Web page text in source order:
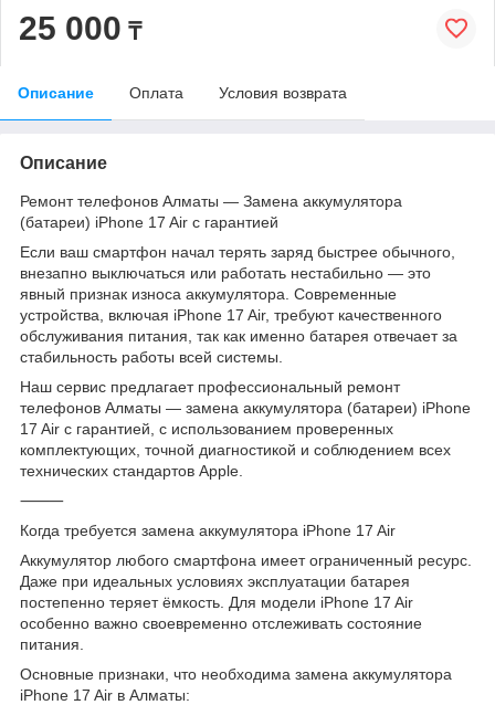
25 000 ₸
Описание Оплата Условия возврата
Описание
Ремонт телефонов Алматы — Замена аккумулятора
(батареи) iPhone 17 Air с гарантией
Если ваш смартфон начал терять заряд быстрее обычного,
внезапно выключаться или работать нестабильно — это
явный признак износа аккумулятора. Современные
устройства, включая iPhone 17 Air, требуют качественного
обслуживания питания, так как именно батарея отвечает за
стабильность работы всей системы.
Наш сервис предлагает профессиональный ремонт
телефонов Алматы — замена аккумулятора (батареи) iPhone
17 Air с гарантией, с использованием проверенных
комплектующих, точной диагностикой и соблюдением всех
технических стандартов Apple.
⸻
Когда требуется замена аккумулятора iPhone 17 Air
Аккумулятор любого смартфона имеет ограниченный ресурс.
Даже при идеальных условиях эксплуатации батарея
постепенно теряет ёмкость. Для модели iPhone 17 Air
особенно важно своевременно отслеживать состояние
питания.
Основные признаки, что необходима замена аккумулятора
iPhone 17 Air в Алматы: